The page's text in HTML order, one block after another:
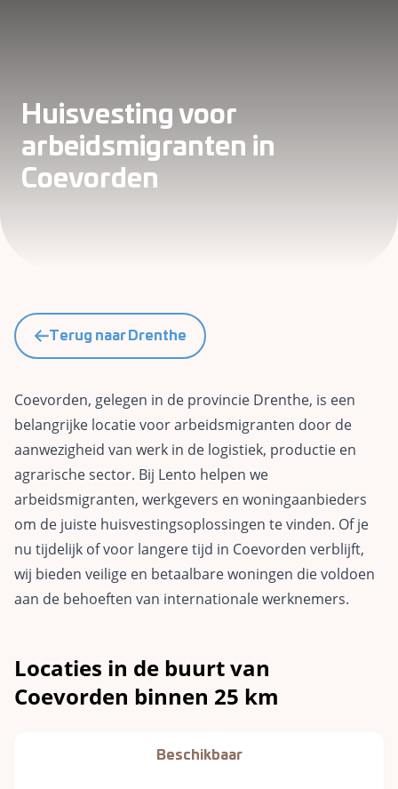
Huisvesting voor
arbeidsmigranten in
Coevorden
Terug naar Drenthe
Coevorden, gelegen in de provincie Drenthe, is een
belangrijke locatie voor arbeidsmigranten door de
aanwezigheid van werk in de logistiek, productie en
agrarische sector. Bij Lento helpen we
arbeidsmigranten, werkgevers en woningaanbieders
om de juiste huisvestingsoplossingen te vinden. Of je
nu tijdelijk of voor langere tijd in Coevorden verblijft,
wij bieden veilige en betaalbare woningen die voldoen
aan de behoeften van internationale werknemers.
Locaties in de buurt van
Coevorden binnen 25 km
Beschikbaar